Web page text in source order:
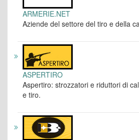
ARMERIE.NET
Aziende del settore del tiro e della
ASPERTIRO
Aspertiro: strozzatori e riduttori di
e tiro.